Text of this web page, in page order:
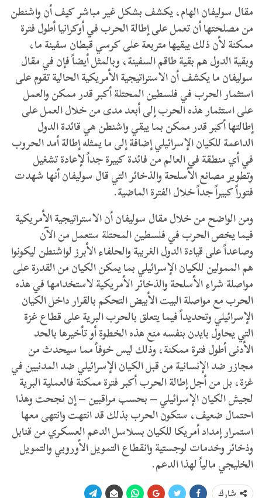
مقال سوليفان الهام، يكشف بشكل غير مباشر كيف أن واشنطن
من مصلحتها أن تعمل على إطالة الحرب في أوكرانيا أطول فترة
ممكنة لأن ذلك يبقيها متربعة على كرسي قبطان سفينة ما،
وبقية الدول هم بقية طاقم السفينة، وبالمثل أيضاً فإن في مقال
سوليفان ما يكشف أن الاستراتيجية الأمريكية الحالية تقوم على
استثمار الحرب في فلسطين المحتلة أكبر قدر ممكن والعمل
على استثمار هذه الحرب إلى أبعد مدى من خلال العمل على
إطالتها أكبر قدر ممكن بما يبقي واشنطن هي قائدة الدول
الداعمة للكيان الإسرائيلي إضافة إلى ما يمثله إطالة أمد الحروب
في أي منطقة في العالم من فائدة كبيرة جداً لإعادة تشغيل
وتطوير مصانع الأسلحة والذخائر التي قال سوليفان أنها شهدت
فتوراً كبيراً جداً خلال الفترة الماضية.
ومن الواضح من خلال مقال سوليفان أن الاستراتيجية الأمريكية
فيما يخص الحرب في فلسطين المحتلة ستعمل من الآن
وصاعداً على قيادة الدول الغربية والحلفاء الأبرز لواشنطن ليكونوا
هم الممولين للكيان الإسرائيلي بما يمكن الكيان من القدرة على
مواصلة شراء الأسلحة والذخائر الأمريكية لاستخدامها في هذه
الحرب مع مواصلة البيت الأبيض التحكم بالقرار داخل الكيان
الإسرائيلي وتحديداً فيما يتعلق بالحرب البرية على قطاع غزة
التي يحاول بايدن بنفسه منع هذه الخطوة أو تأخيرها بالحد
الأدنى أطول فترة ممكنة، وذلك ليس خوفاً مما سيحدث من
مجازر ضد الإنسانية من قبل الكيان الإسرائيلي ضد المدنيين في
غزة، بل من أجل إطالة الحرب أكبر فترة ممكنة فالعملية البرية
لجيش الكيان الإسرائيلي – بحسب مراقبين – إن نجحت وهذا
احتمال ضعيف، ستكون الحرب بذلك قد انتهت وانتهى معها
استمرار إمداد أمريكا للكيان بسلاسل الدعم العسكري من قنابل
وذخائر وخدمات لوجستية وانقطاع التمويل الأوروبي والتمويل
الخليجي مالياً لهذا الدعم.
شارك